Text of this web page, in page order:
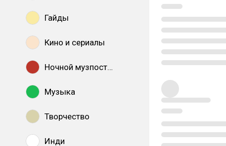
Гайды
Кино и сериалы
Ночной музпостинг
Музыка
Творчество
Инди